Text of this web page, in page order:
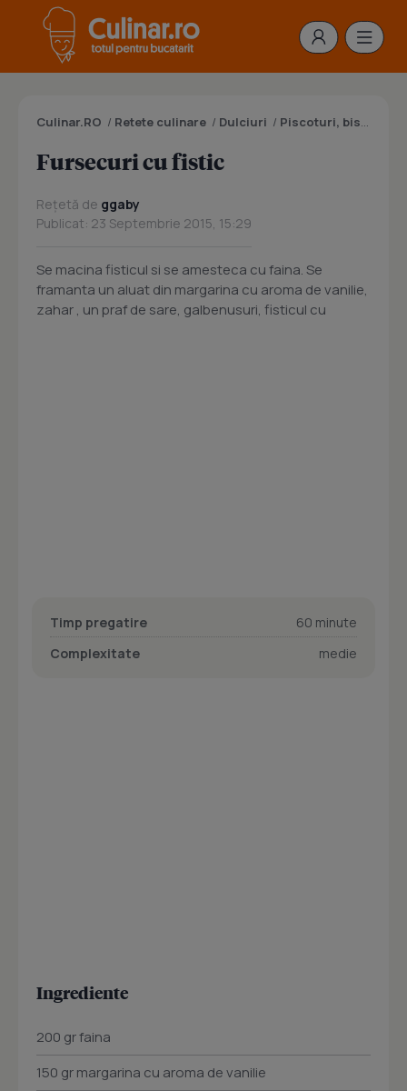
Culinar.RO / Retete culinare / Dulciuri / Piscoturi, biscuiti, pesmeti, fursecuri
Fursecuri cu fistic
Rețetă de ggaby
Publicat: 23 Septembrie 2015, 15:29
Se macina fisticul si se amesteca cu faina. Se
framanta un aluat din margarina cu aroma de vanilie,
zahar , un praf de sare, galbenusuri, fisticul cu
Timp pregatire
60 minute
Complexitate
medie
Ingrediente
200 gr faina
150 gr margarina cu aroma de vanilie